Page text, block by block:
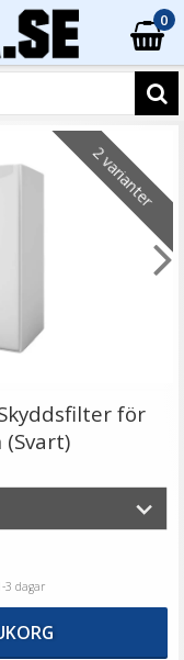
0
LS005
2 varianter
för
3 dagar